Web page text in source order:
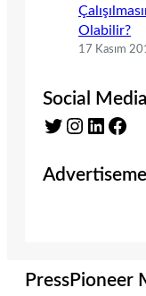
Olabilir?
17 Kasım
Social Media
Twitter Instagram LinkedIn Facebook
PressPioneer